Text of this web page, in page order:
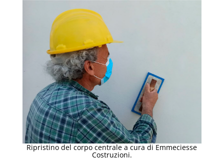
Ripristino del corpo centrale a cura di Emmeciesse
Costruzioni.